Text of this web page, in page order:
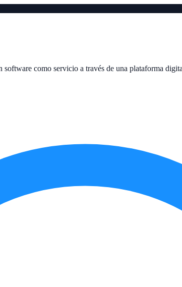
software como servicio a través de una plataforma